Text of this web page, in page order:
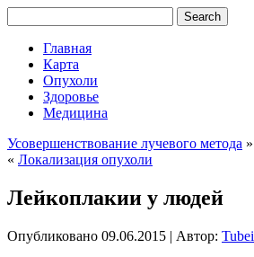
Главная
Карта
Опухоли
Здоровье
Медицина
Усовершенствование лучевого метода »
« Локализация опухоли
Лейкоплакии у людей
Опубликовано 09.06.2015 | Автор: Tubei